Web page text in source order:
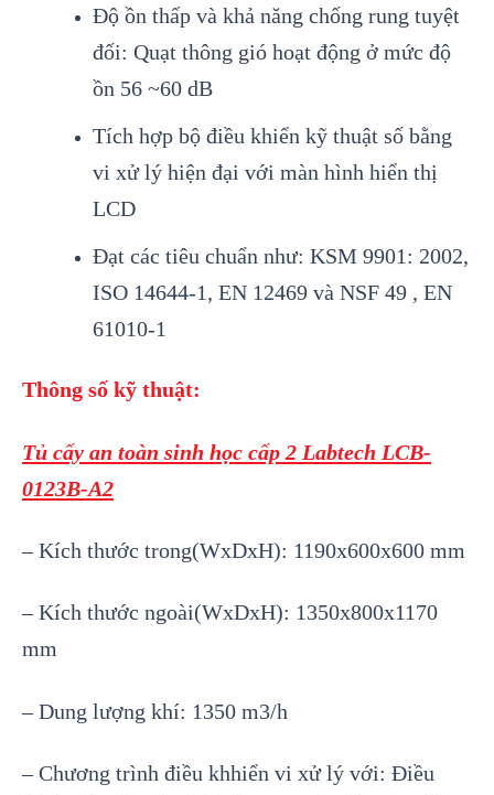
Độ ồn thấp và khả năng chống rung tuyệt
đối: Quạt thông gió hoạt động ở mức độ
ồn 56 ~60 dB
Tích hợp bộ điều khiển kỹ thuật số bằng
vi xử lý hiện đại với màn hình hiển thị
LCD
Đạt các tiêu chuẩn như: KSM 9901: 2002,
ISO 14644-1, EN 12469 và NSF 49 , EN
61010-1
Thông số kỹ thuật:
Tủ cấy an toàn sinh học cấp 2 Labtech LCB-
0123B-A2
– Kích thước trong(WxDxH): 1190x600x600 mm
– Kích thước ngoài(WxDxH): 1350x800x1170
mm
– Dung lượng khí: 1350 m3/h
– Chương trình điều khhiển vi xử lý với: Điều